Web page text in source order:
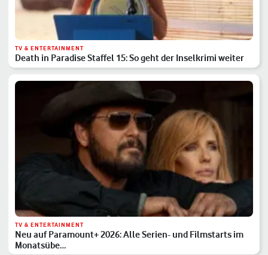
TV & ENTERTAINMENT
Death in Paradise Staffel 15: So geht der Inselkrimi weiter
TV & ENTERTAINMENT
Neu auf Paramount+ 2026: Alle Serien- und Filmstarts im
Monatsübe…